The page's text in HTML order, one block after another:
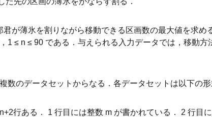
君が薄氷を割りながら移動できる区画数の最大値を求め
1 ≤ n ≤ 90 である．与えられる入力データでは，移動方
数のデータセットからなる．各データセットは以下の形
行ある． 1 行目には整数 m が書かれている． 2 行目